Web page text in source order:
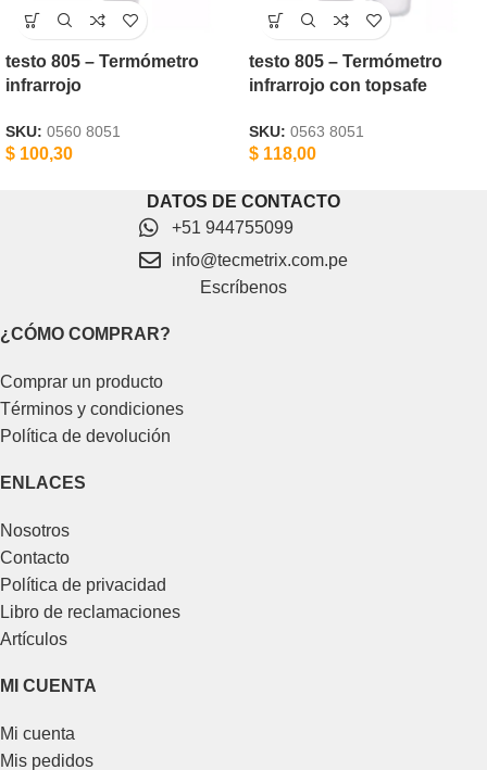
testo 805 – Termómetro
infrarrojo
SKU: 0560 8051
$ 100,30
testo 805 – Termómetro
infrarrojo con topsafe
SKU: 0563 8051
$ 118,00
DATOS DE CONTACTO
+51 944755099
info@tecmetrix.com.pe
Escríbenos
¿CÓMO COMPRAR?
Comprar un producto
Términos y condiciones
Política de devolución
ENLACES
Nosotros
Contacto
Política de privacidad
Libro de reclamaciones
Artículos
MI CUENTA
Mi cuenta
Mis pedidos